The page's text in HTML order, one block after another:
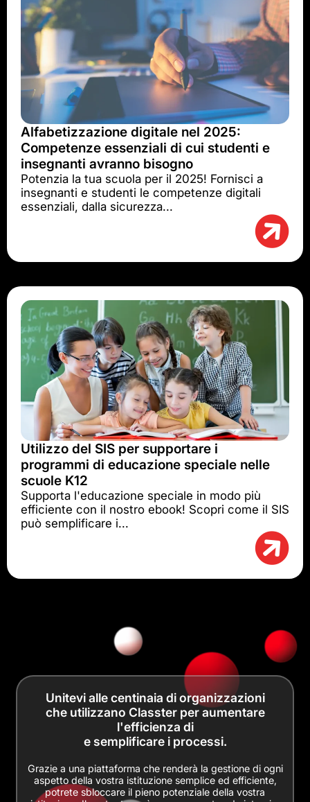
Alfabetizzazione digitale nel 2025:
Competenze essenziali di cui studenti e
insegnanti avranno bisogno
Potenzia la tua scuola per il 2025! Fornisci a
insegnanti e studenti le competenze digitali
essenziali, dalla sicurezza...
Utilizzo del SIS per supportare i
programmi di educazione speciale nelle
scuole K12
Supporta l'educazione speciale in modo più
efficiente con il nostro ebook! Scopri come il SIS
può semplificare i...
Unitevi alle centinaia di organizzazioni
che utilizzano Classter per aumentare
l'efficienza di
e semplificare i processi.
Grazie a una piattaforma che renderà la gestione di ogni
aspetto della vostra istituzione semplice ed efficiente,
potrete sbloccare il pieno potenziale della vostra